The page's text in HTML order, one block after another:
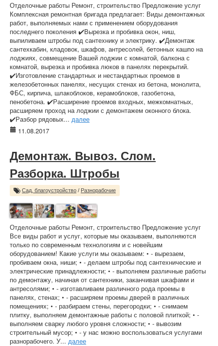
Отделочные работы Ремонт, строительство Предложение услуг
Комплексная ремонтная бригада предлагает: Виды демонтажных
работ, выполняемых нами с применением оборудования
последнего поколения ✔️Вырезка и пробивка окон, ниш,
выпиливаем штробы под сантехнику и электрику. ✔️Демонтаж
сантехкабин, кладовок, шкафов, антресолей, бетонных кашпо на
лоджиях, совмещение Вашей лоджии с комнатой, балкона с
комнатой, вырезка и пробивка люков в панелях перекрытий.
✔️Изготовление стандартных и нестандартных проемов в
железобетонных панелях, несущих стенах из бетона, монолита,
ФБС, кирпича, шлакоблоков, керамоблоков, газобетона,
пенобетона. ✔️Расширение проемов входных, межкомнатных,
расширяем проход на лоджии с демонтажем оконного блока.
✔️Разбор рядовых... далее
11.08.2017
Демонтаж. Вывоз. Слом.
Разборка. Штробы
Сад, благоустройство / Разнорабочие
Отделочные работы Ремонт, строительство Предложение услуг
Все виды работ и услуг, которые мы оказываем, выполняются
только по современным технологиям и с новейшим
оборудованием! Какие услуги мы оказываем: • - вырезаем,
пробиваем окна, ниши; • - делаем штробы под сантехнические и
электрические принадлежности; • - выполняем различные работы
по демонтажу, начиная от сантехники, заканчивая шкафами и
антресолями; • - изготавливаем различного рода проемы в
панелях, стенах; • - расширяем проемы дверей в различных
помещениях; • - разбираем стены, перегородки; • - снимаем
плитку, выполняем демонтажные работы с половой плиткой; • -
выполняем сварку любого уровня сложности; • - вывозим
строительный мусор; • - у нас можно воспользоваться услугами
разнорабочего. У... далее